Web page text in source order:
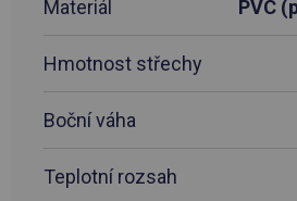
Materiál PVC
Hmotnost střechy
Boční váha
Teplotní rozsah